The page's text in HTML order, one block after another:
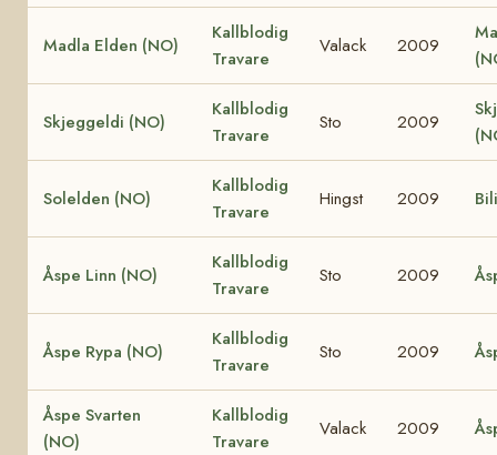
Madla Elden (NO)
Kallblodig
Travare
Valack 2009
Skjeggeldi (NO)
Kallblodig
Travare
Sto 2009
Solelden (NO)
Kallblodig
Travare
Hingst 2009
Åspe Linn (NO)
Kallblodig
Travare
Sto 2009
Åspe Rypa (NO)
Kallblodig
Travare
Sto 2009
Åspe Svarten
(NO)
Kallblodig
Travare
Valack 2009